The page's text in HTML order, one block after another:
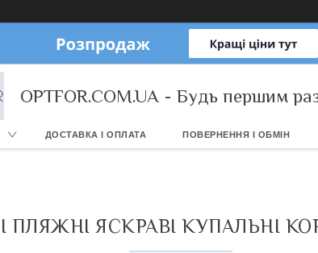
OPTFOR.COM.UA - Будь першим
ДОСТАВКА І ОПЛАТА ПОВЕРНЕННЯ І ОБМІН
ПЛЯЖНІ ЯСКРАВІ КУПАЛЬНІ